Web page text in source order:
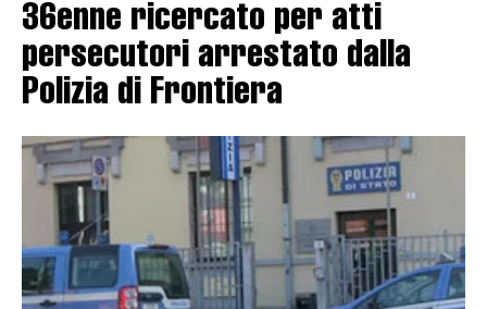
36enne ricercato per atti
persecutori arrestato dalla
Polizia di Frontiera